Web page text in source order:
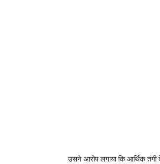
उसने आरोप लगाया कि आर्थिक